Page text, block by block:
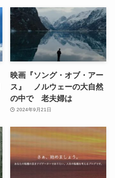
映画『ソング・オブ・アー
ス』 ノルウェーの大自然
の中で 老夫婦は
2024年9月21日